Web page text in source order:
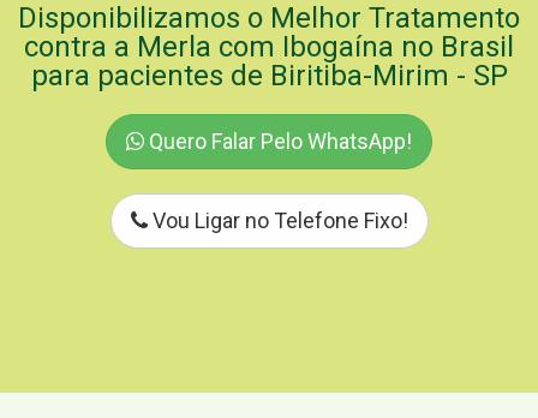
Disponibilizamos o Melhor Tratamento
contra a Merla com Ibogaína no Brasil
para pacientes de Biritiba-Mirim - SP
Quero Falar Pelo WhatsApp!
Vou Ligar no Telefone Fixo!